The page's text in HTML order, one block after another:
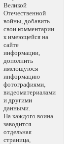
Великой
Отечественной
войны, добавить
свои комментарии
к имеющейся на
сайте
информации,
дополнить
имеющуюся
информацию
фотографиями,
видеоматериалами
и другими
данными.
На каждого воина
заводится
отдельная
страница,